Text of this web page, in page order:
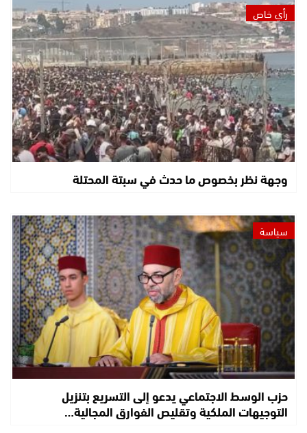
رأي خاص
وجهة نظر بخصوص ما حدث في سبتة المحتلة
سياسة
حزب الوسط الاجتماعي يدعو إلى التسريع بتنزيل
التوجيهات الملكية وتقليص الفوارق المجالية…